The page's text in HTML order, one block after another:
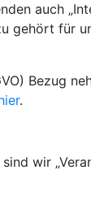
auch
gehört für
Bezug
.
wir